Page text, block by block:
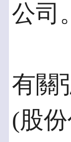
公司。
有關
(股